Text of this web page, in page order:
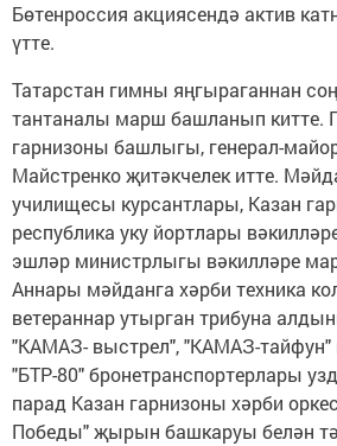
Бөтенроссия акциясендә актив
үтте.
Татарстан гимны яңгыраганнан
тантаналы марш башланып китте.
гарнизоны башлыгы, генерал-
Майстренко җитәкчелек итте.
училищесы курсантлары, Казан
республика уку йортлары
эшләр министрлыгы вәкилләре
Аннары мәйданга хәрби техника
ветераннар утырган трибуна
"КАМАЗ- выстрел", "КАМАЗ-
"БТР-80" бронетранспортерлары
парад Казан гарнизоны хәрби
Победы" җырын башкаруы белән